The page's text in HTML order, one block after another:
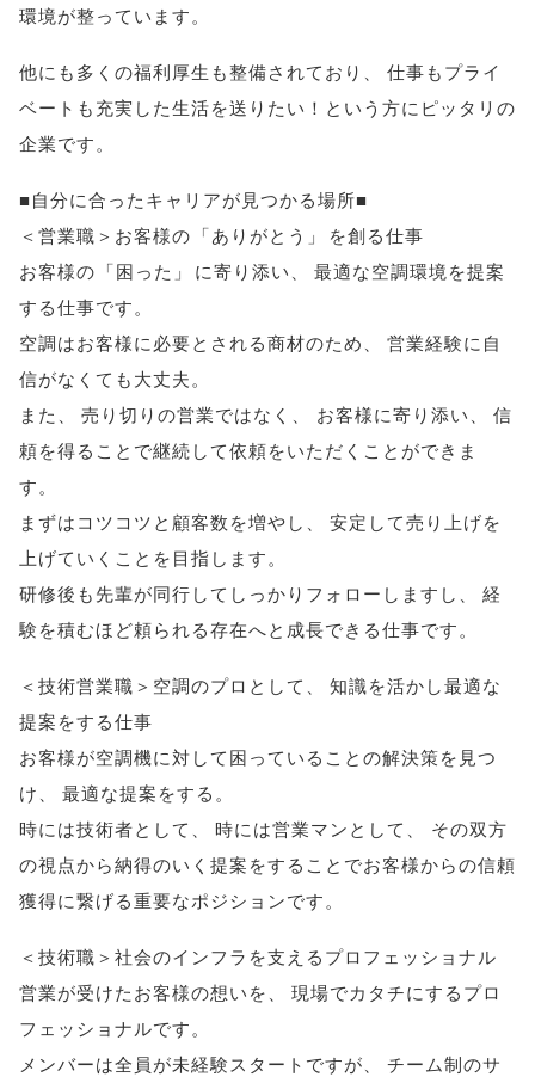
環境が整っています。
他にも多くの福利厚生も整備されており
仕事もプライ
ベートも充実した生活を送りたい！という方にピッタリの
企業です。
■自分に合ったキャリアが見つかる場所■
＜営業職＞お客様の 「ありがとう 」
を創る仕事
お客様の 「困った 」 に寄り添い
最適な空調環境を提案
する仕事です。
空調はお客様に必要とされる商材のため
営業経験に自
信がなくても大丈夫。
また
売り切りの営業ではなく お客様に寄り添い
信
頼を得ることで継続して依頼をいただくことができま
す。
まずはコツコツと顧客数を増やし
安定して売り上げを
上げていくことを目指します。
研修後も先輩が同行してしっかりフォローしますし
経
験を積むほど頼られる存在へと成長できる仕事です。
＜技術営業職＞空調のプロとして
知識を活かし最適な
提案をする仕事
お客様が空調機に対して困っていることの解決策を見つ
け
最適な提案をする 。
時には技術者として
時には営業マンとして
その双方
の視点から納得のいく提案をすることでお客様からの信頼
獲得に繋げる重要なポジションです。
＜技術職＞社会のインフラを支えるプロフェッショナル
営業が受けたお客様の想いを
現場でカタチにするプロ
フェッショナルです。
メンバーは全員が未経験スタートですが
チーム制のサ